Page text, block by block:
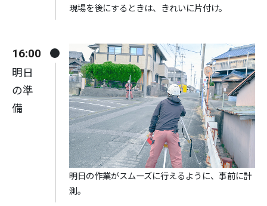
現場を後にするときは、きれいに片付け。
16:00
明日
の準
備
明日の作業がスムーズに行えるように、事前に計
測。